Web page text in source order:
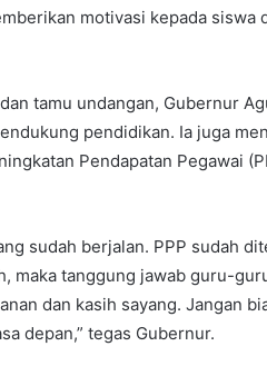
motivasi kepada siswa
tamu undangan, Gubernur
pendidikan. Ia juga
Pendapatan Pegawai
sudah berjalan. PPP sudah
maka tanggung jawab guru-
dan kasih sayang. Jangan
depan,” tegas Gubernur.